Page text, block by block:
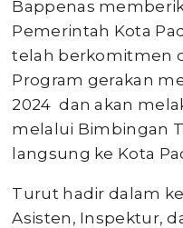
Bappenas
Pemerintah Kota
telah berkomitmen
Program gerakan
2024 dan akan
melalui Bimbingan
langsung ke Kota
Turut hadir dalam
Asisten, Inspektur,